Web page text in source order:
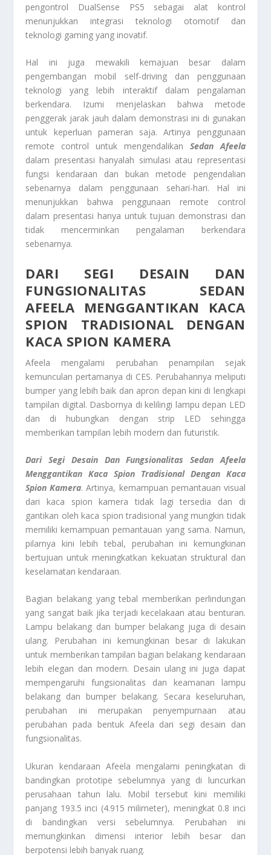
pengontrol DualSense PS5 sebagai alat kontrol
menunjukkan integrasi teknologi otomotif dan
teknologi gaming yang inovatif.
Hal ini juga mewakili kemajuan besar dalam
pengembangan mobil self-driving dan penggunaan
teknologi yang lebih interaktif dalam pengalaman
berkendara. Izumi menjelaskan bahwa metode
penggerak jarak jauh dalam demonstrasi ini di gunakan
untuk keperluan pameran saja. Artinya penggunaan
remote control untuk mengendalikan Sedan Afeela
dalam presentasi hanyalah simulasi atau representasi
fungsi kendaraan dan bukan metode pengendalian
sebenarnya dalam penggunaan sehari-hari. Hal ini
menunjukkan bahwa penggunaan remote control
dalam presentasi hanya untuk tujuan demonstrasi dan
tidak mencerminkan pengalaman berkendara
sebenarnya.
DARI SEGI DESAIN DAN
FUNGSIONALITAS SEDAN
AFEELA MENGGANTIKAN KACA
SPION TRADISIONAL DENGAN
KACA SPION KAMERA
Afeela mengalami perubahan penampilan sejak
kemunculan pertamanya di CES. Perubahannya meliputi
bumper yang lebih baik dan apron depan kini di lengkapi
tampilan digital. Dasbornya di kelilingi lampu depan LED
dan di hubungkan dengan strip LED sehingga
memberikan tampilan lebih modern dan futuristik.
Dari Segi Desain Dan Fungsionalitas Sedan Afeela
Menggantikan Kaca Spion Tradisional Dengan Kaca
Spion Kamera. Artinya, kemampuan pemantauan visual
dari kaca spion kamera tidak lagi tersedia dan di
gantikan oleh kaca spion tradisional yang mungkin tidak
memiliki kemampuan pemantauan yang sama. Namun,
pilarnya kini lebih tebal, perubahan ini kemungkinan
bertujuan untuk meningkatkan kekuatan struktural dan
keselamatan kendaraan.
Bagian belakang yang tebal memberikan perlindungan
yang sangat baik jika terjadi kecelakaan atau benturan.
Lampu belakang dan bumper belakang juga di desain
ulang. Perubahan ini kemungkinan besar di lakukan
untuk memberikan tampilan bagian belakang kendaraan
lebih elegan dan modern. Desain ulang ini juga dapat
mempengaruhi fungsionalitas dan keamanan lampu
belakang dan bumper belakang. Secara keseluruhan,
perubahan ini merupakan penyempurnaan atau
perubahan pada bentuk Afeela dari segi desain dan
fungsionalitas.
Ukuran kendaraan Afeela mengalami peningkatan di
bandingkan prototipe sebelumnya yang di luncurkan
perusahaan tahun lalu. Mobil tersebut kini memiliki
panjang 193.5 inci (4.915 milimeter), meningkat 0.8 inci
di bandingkan versi sebelumnya. Perubahan ini
memungkinkan dimensi interior lebih besar dan
berpotensi lebih banyak ruang.